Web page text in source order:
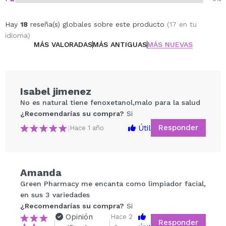
Hay 18 reseña(s) globales sobre este producto (17 en tu
idioma)
MÁS VALORADASMÁS ANTIGUASMÁS NUEVAS
Compartir un vídeo o una foto
Tu vídeo podría ser el primero. Imagínatelo...
Isabel jimenez
No es natural tiene fenoxetanol,malo para la salud
¿Recomendarías su compra? Si
| Hace 1 año Útil Responder
Amanda
Green Pharmacy me encanta como limpiador facial,
en sus 3 variedades
¿Recomendarías su compra? Si
|
Opinión
|
Hace 2
Responder